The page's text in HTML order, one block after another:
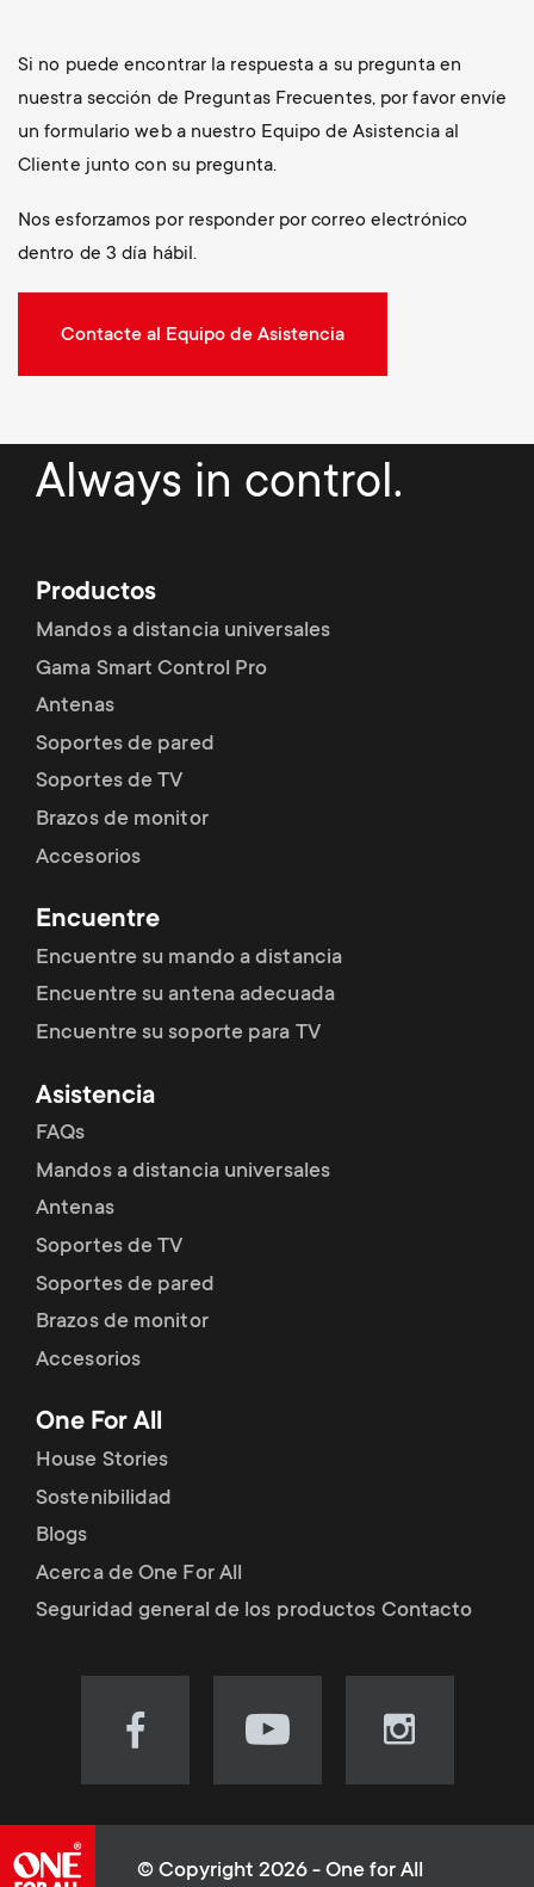
Si no puede encontrar la respuesta a su pregunta en
nuestra sección de Preguntas Frecuentes, por favor envíe
un formulario web a nuestro Equipo de Asistencia al
Cliente junto con su pregunta.
Nos esforzamos por responder por correo electrónico
dentro de 3 día hábil.
Contacte al Equipo de Asistencia
Always in control.
Productos
Mandos a distancia universales
Gama Smart Control Pro
Antenas
Soportes de pared
Soportes de TV
Brazos de monitor
Accesorios
Encuentre
Encuentre su mando a distancia
Encuentre su antena adecuada
Encuentre su soporte para TV
Asistencia
FAQs
Mandos a distancia universales
Antenas
Soportes de TV
Soportes de pared
Brazos de monitor
Accesorios
One For All
House Stories
Sostenibilidad
Blogs
Acerca de One For All
Seguridad general de los productos Contacto
Visit
(opens
Visit
(opens
Visit
(opens
© Copyright 2026 - One for All